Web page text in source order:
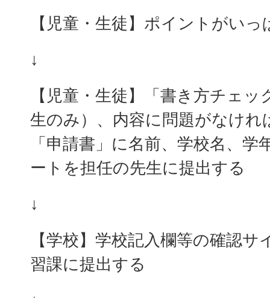
【児童・生徒】ポイントがい
↓
【児童・生徒】「書き方チェ
生のみ）、内容に問題がなけれ
「申請書」に名前、学校名、学
ートを担任の先生に提出する
↓
【学校】学校記入欄等の確認
習課に提出する